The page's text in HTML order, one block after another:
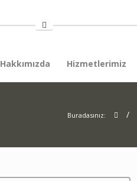
Hakkımızda Hizmetlerimiz
Buradasınız: /